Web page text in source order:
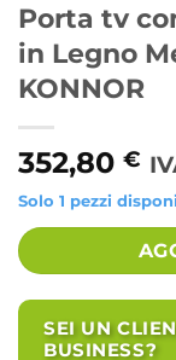
Porta tv
in Legno
KONNOR
352,80 €
Solo 1 pezzi
Alternative:
SEI UN
BUSINESS?